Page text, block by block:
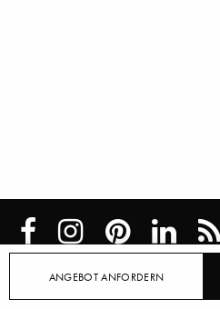
ANGEBOT ANFORDERN